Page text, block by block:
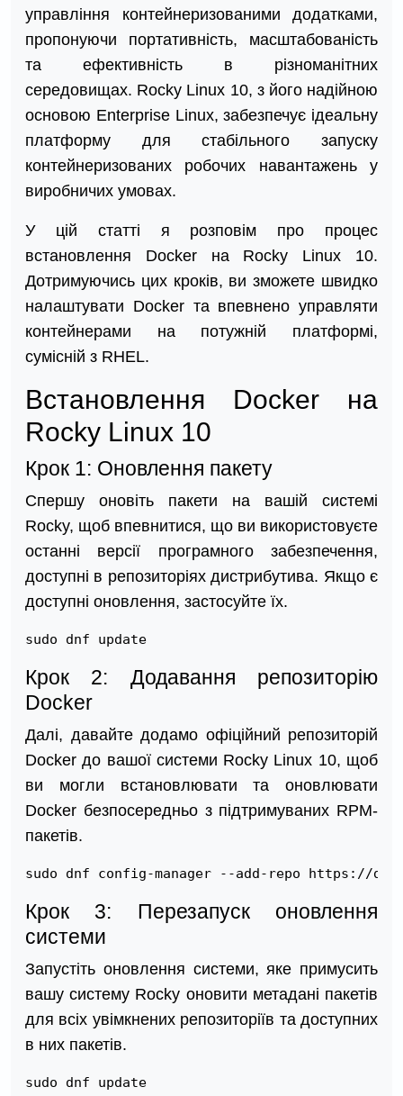
управління контейнеризованими додатками,
пропонуючи портативність, масштабованість
та ефективність в різноманітних
середовищах. Rocky Linux 10, з його надійною
основою Enterprise Linux, забезпечує ідеальну
платформу для стабільного запуску
контейнеризованих робочих навантажень у
виробничих умовах.
У цій статті я розповім про процес
встановлення Docker на Rocky Linux 10.
Дотримуючись цих кроків, ви зможете швидко
налаштувати Docker та впевнено управляти
контейнерами на потужній платформі,
сумісній з RHEL.
Встановлення Docker на
Rocky Linux 10
Крок 1: Оновлення пакету
Спершу оновіть пакети на вашій системі
Rocky, щоб впевнитися, що ви використовуєте
останні версії програмного забезпечення,
доступні в репозиторіях дистрибутива. Якщо є
доступні оновлення, застосуйте їх.
sudo dnf update
Крок 2: Додавання репозиторію
Docker
Далі, давайте додамо офіційний репозиторій
Docker до вашої системи Rocky Linux 10, щоб
ви могли встановлювати та оновлювати
Docker безпосередньо з підтримуваних RPM-
пакетів.
sudo dnf config-manager --add-repo https://
Крок 3: Перезапуск оновлення
системи
Запустіть оновлення системи, яке примусить
вашу систему Rocky оновити метадані пакетів
для всіх увімкнених репозиторіїв та доступних
в них пакетів.
sudo dnf update